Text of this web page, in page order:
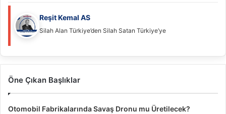
Reşit Kemal AS
Silah Alan Türkiye’den Silah Satan Türkiye’ye
Öne Çıkan Başlıklar
Otomobil Fabrikalarında Savaş Dronu mu Üretilecek?